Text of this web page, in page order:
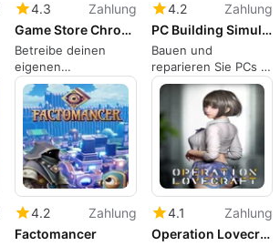
4.3
Zahlung
Game Store Chronicle
Betreibe deinen
eigenen
Videospielgeschäft
4.2
Zahlung
PC Building Simulator
Bauen und
reparieren Sie PCs in
einer detaillierten
virtuellen Werkstatt
4.2
Zahlung
Factomancer
4.1
Zahlung
Operation Lovecraft: Fallen Doll